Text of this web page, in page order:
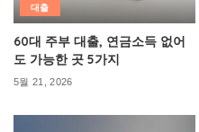
대출
60대 주부 대출, 연금소득 없어
도 가능한 곳 5가지
5월 21, 2026